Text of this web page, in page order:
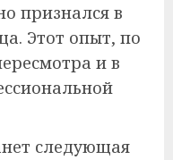
признался в
Этот опыт, по
и в
следующая